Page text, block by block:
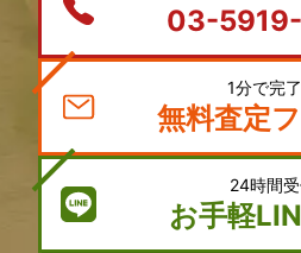
03-
1分で完了
無料査定
24時間
お手軽